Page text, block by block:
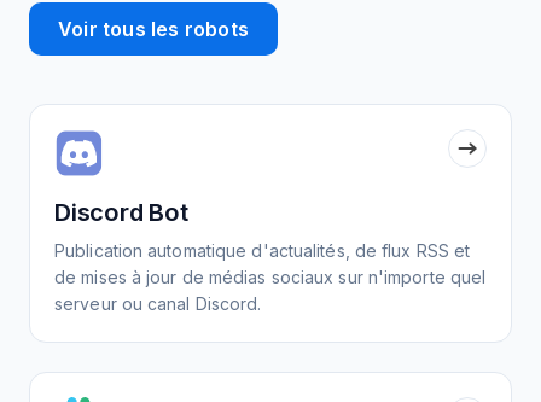
Voir tous les robots
Discord Bot
Publication automatique d'actualités, de flux RSS et
de mises à jour de médias sociaux sur n'importe quel
serveur ou canal Discord.